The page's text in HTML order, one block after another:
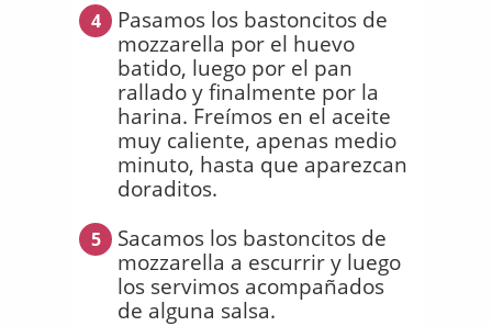
4
Pasamos los bastoncitos de
mozzarella por el huevo
batido, luego por el pan
rallado y finalmente por la
harina. Freímos en el aceite
muy caliente, apenas medio
minuto, hasta que aparezcan
doraditos.
5
Sacamos los bastoncitos de
mozzarella a escurrir y luego
los servimos acompañados
de alguna salsa.